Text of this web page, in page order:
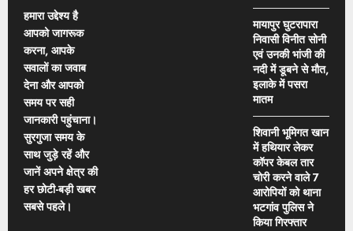
हमारा उद्देश्य है
आपको जागरूक
करना, आपके
सवालों का जवाब
देना और आपको
समय पर सही
जानकारी पहुंचाना।
सुरगुजा समय के
साथ जुड़े रहें और
जानें अपने क्षेत्र की
हर छोटी-बड़ी खबर
सबसे पहले।
मायापुर घुटरापारा
निवासी विनीत सोनी
एवं उनकी भांजी की
नदी में डूबने से मौत,
इलाके में पसरा
मातम
शिवानी भूमिगत खान
में हथियार लेकर
कॉपर केबल तार
चोरी करने वाले 7
आरोपियों को थाना
भटगांव पुलिस ने
किया गिरफ्तार